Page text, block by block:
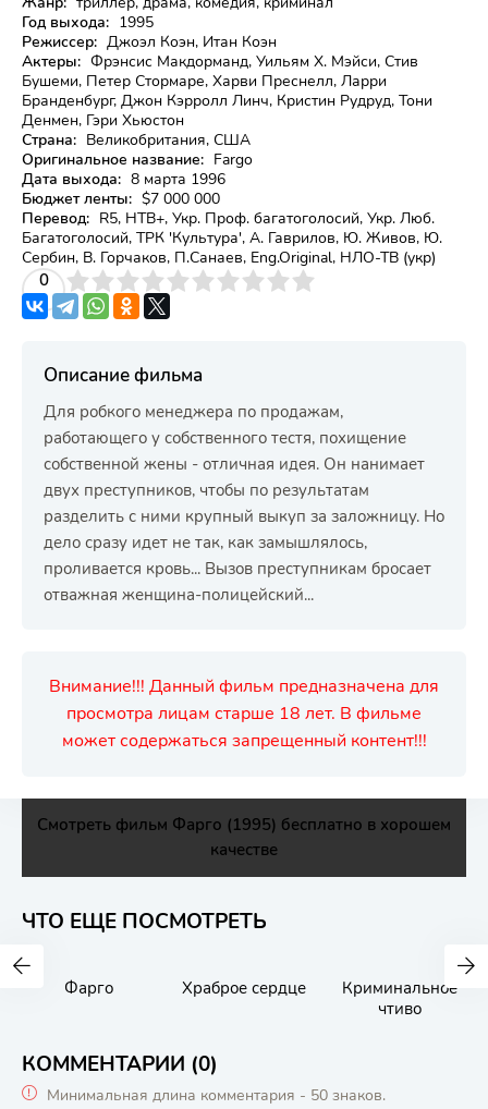
Год выхода: 1995
Режиссер: Джоэл Коэн, Итан Коэн
Актеры: Фрэнсис Макдорманд, Уильям Х. Мэйси, Стив
Бушеми, Петер Стормаре, Харви Преснелл, Ларри
Бранденбург, Джон Кэрролл Линч, Кристин Рудруд, Тони
Денмен, Гэри Хьюстон
Страна: Великобритания, США
Оригинальное название: Fargo
Дата выхода: 8 марта 1996
Бюджет ленты: $7 000 000
Перевод: R5, НТВ+, Укр. Проф. багатоголосий, Укр. Люб.
Багатоголосий, ТРК 'Культура', А. Гаврилов, Ю. Живов, Ю.
Сербин, В. Горчаков, П.Санаев, Eng.Original, НЛО-ТВ (укр)
0
4 5 6 7 8 9 10
Описание фильма
Для робкого менеджера по продажам,
работающего у собственного тестя, похищение
собственной жены - отличная идея. Он нанимает
двух преступников, чтобы по результатам
разделить с ними крупный выкуп за заложницу. Но
дело сразу идет не так, как замышлялось,
проливается кровь... Вызов преступникам бросает
отважная женщина-полицейский...
Внимание!!! Данный фильм предназначена для
просмотра лицам старше 18 лет. В фильме
может содержаться запрещенный контент!!!
Смотреть фильм Фарго (1995) бесплатно в хорошем
качестве
ЧТО ЕЩЕ ПОСМОТРЕТЬ
Фарго Храброе сердце
Криминальное
чтиво
КОММЕНТАРИИ (0)
Минимальная длина комментария - 50 знаков.